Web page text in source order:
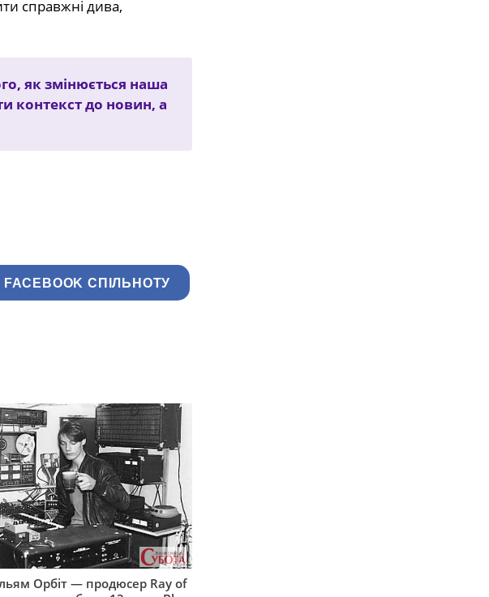
справжні дива,
як змінюється наша
контекст до новин, а
СПІЛЬНОТУ
Орбіт — продюсер Ray of